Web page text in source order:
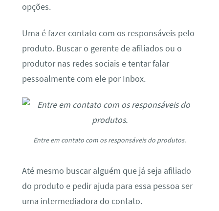
opções.
Uma é fazer contato com os responsáveis pelo
produto. Buscar o gerente de afiliados ou o
produtor nas redes sociais e tentar falar
pessoalmente com ele por Inbox.
Entre em contato com os responsáveis do produtos.
Até mesmo buscar alguém que já seja afiliado
do produto e pedir ajuda para essa pessoa ser
uma intermediadora do contato.